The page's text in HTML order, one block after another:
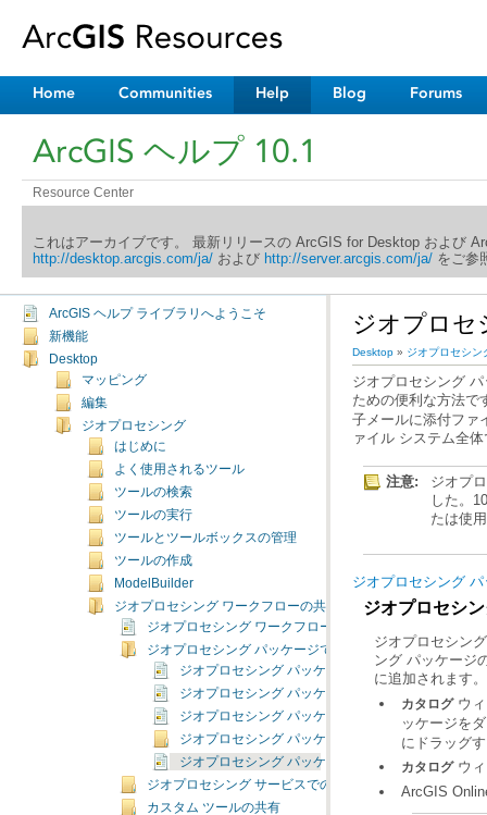
Home Communities Help Blog Forums
ArcGIS ヘルプ 10.1
Resource Center
これはアーカイブです。 最新リリースの ArcGIS for Desktop および
http://desktop.arcgis.com/ja/および http://server.arcgis.com/ja/をご参
ArcGIS ヘルプ ライブラリへようこそ
新機能
Desktop
マッピング
編集
ジオプロセシング
はじめに
よく使用されるツール
ツールの検索
ツールの実行
ツールとツールボックスの管理
ツールの作成
ModelBuilder
ジオプロセシング ワークフローの共有
ジオプロセシング ワークフローの共有の概要
ジオプロセシング パッケージでのワークフローの共有
ジオプロセシング パッケージとは
ジオプロセシング パッケージの概要
ジオプロセシング パッケージの基本用語
ジオプロセシング パッケージの作成
ジオプロセシング パッケージの使用
ジオプロセシング サービスでのワークフローの共有
カスタム ツールの共有
ジオプロセ
Desktop » ジオプロセシン
ための便利な方法で
ァイル システム全
注意: ジオプ
たは使
ジオプロセシング
ジオプロセシ
ジオプロセシン
に追加されます。
カタログウィ
ッケージを
にドラッグ
カタログウィ
ArcGIS